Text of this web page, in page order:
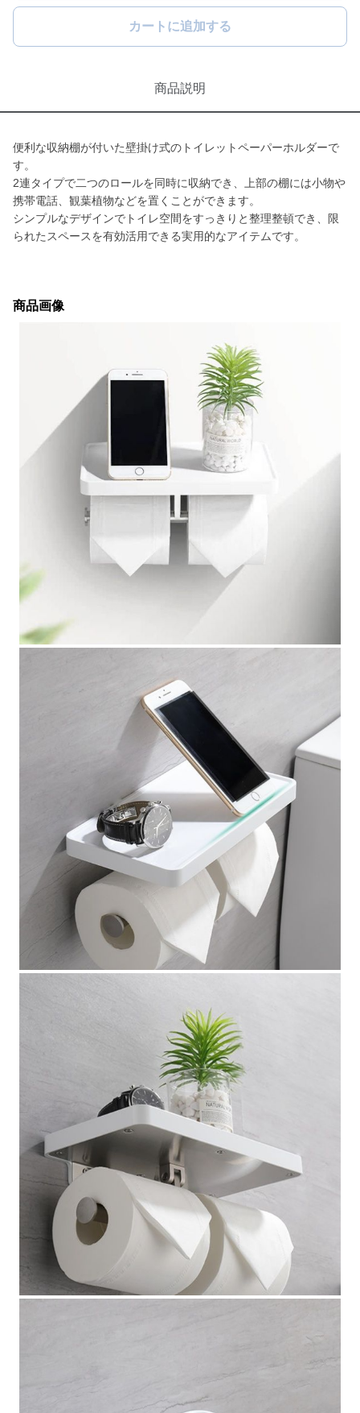
カートに追加する
商品説明
便利な収納棚が付いた壁掛け式のトイレットペーパーホルダーで
す。
2連タイプで二つのロールを同時に収納でき、上部の棚には小物や
携帯電話、観葉植物などを置くことができます。
シンプルなデザインでトイレ空間をすっきりと整理整頓でき、限
られたスペースを有効活用できる実用的なアイテムです。
商品画像